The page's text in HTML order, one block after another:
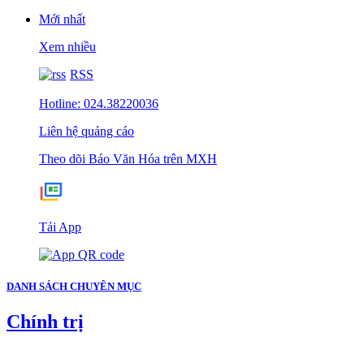
Mới nhất
Xem nhiều
RSS
Hotline: 024.38220036
Liên hệ quảng cáo
Theo dõi Báo Văn Hóa trên MXH
Tải App
DANH SÁCH CHUYÊN MỤC
Chính trị